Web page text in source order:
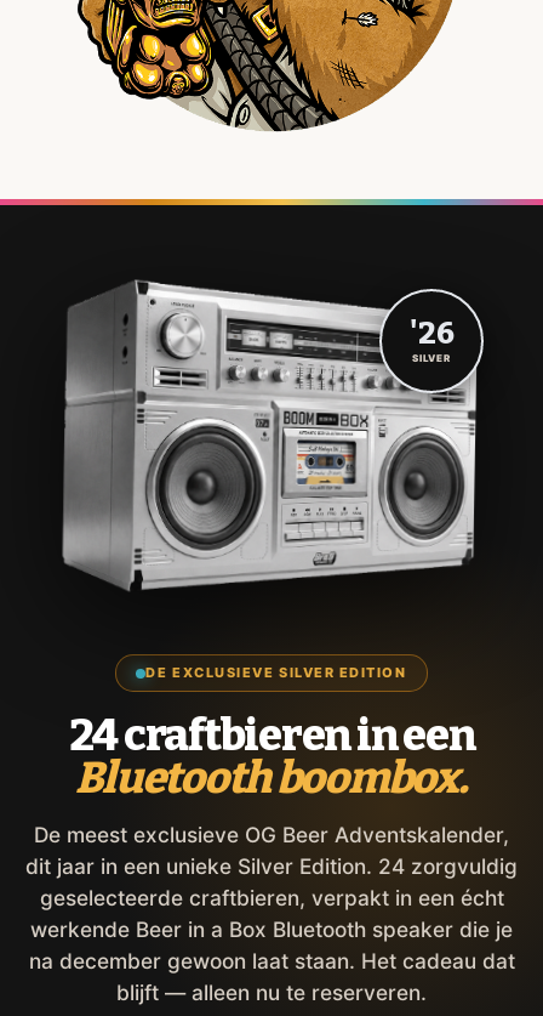
DE EXCLUSIEVE SILVER EDITION
24 craftbieren in een
Bluetooth boombox.
De meest exclusieve OG Beer Adventskalender,
dit jaar in een unieke Silver Edition. 24 zorgvuldig
geselecteerde craftbieren, verpakt in een écht
werkende Beer in a Box Bluetooth speaker die je
na december gewoon laat staan. Het cadeau dat
blijft — alleen nu te reserveren.
'26
SILVER